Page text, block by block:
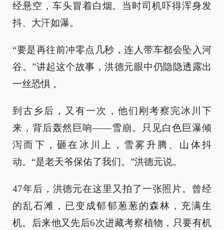
经悬空，车头冒着白烟。当时司机吓得浑身发
抖、大汗如瀑。
“要是再往前冲零点几秒，连人带车都会坠入河
谷。”讲起这个故事，洪德元眼中仍隐隐透露出
一丝恐惧 。
到古乡后，又有一次，他们刚考察完冰川下
来，背后轰然巨响——雪崩。只见白色巨瀑倾
泻而下，砸在冰川上，雪雾升腾、山体抖
动。“是老天爷保佑了我们。”洪德元说。
47年后，洪德元在这里又拍了一张照片。曾经
的乱石滩，已变成郁郁葱葱的森林，充满生
机。后来他又先后6次进藏考察植物，只要有机